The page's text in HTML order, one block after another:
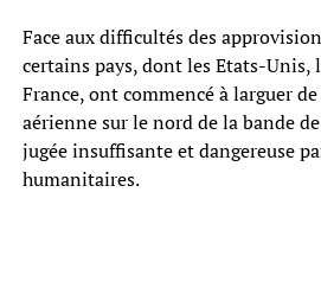
Face aux difficultés des
certains pays, dont les Etats-Unis,
France, ont commencé à larguer
aérienne sur le nord de la bande
jugée insuffisante et dangereuse
humanitaires.